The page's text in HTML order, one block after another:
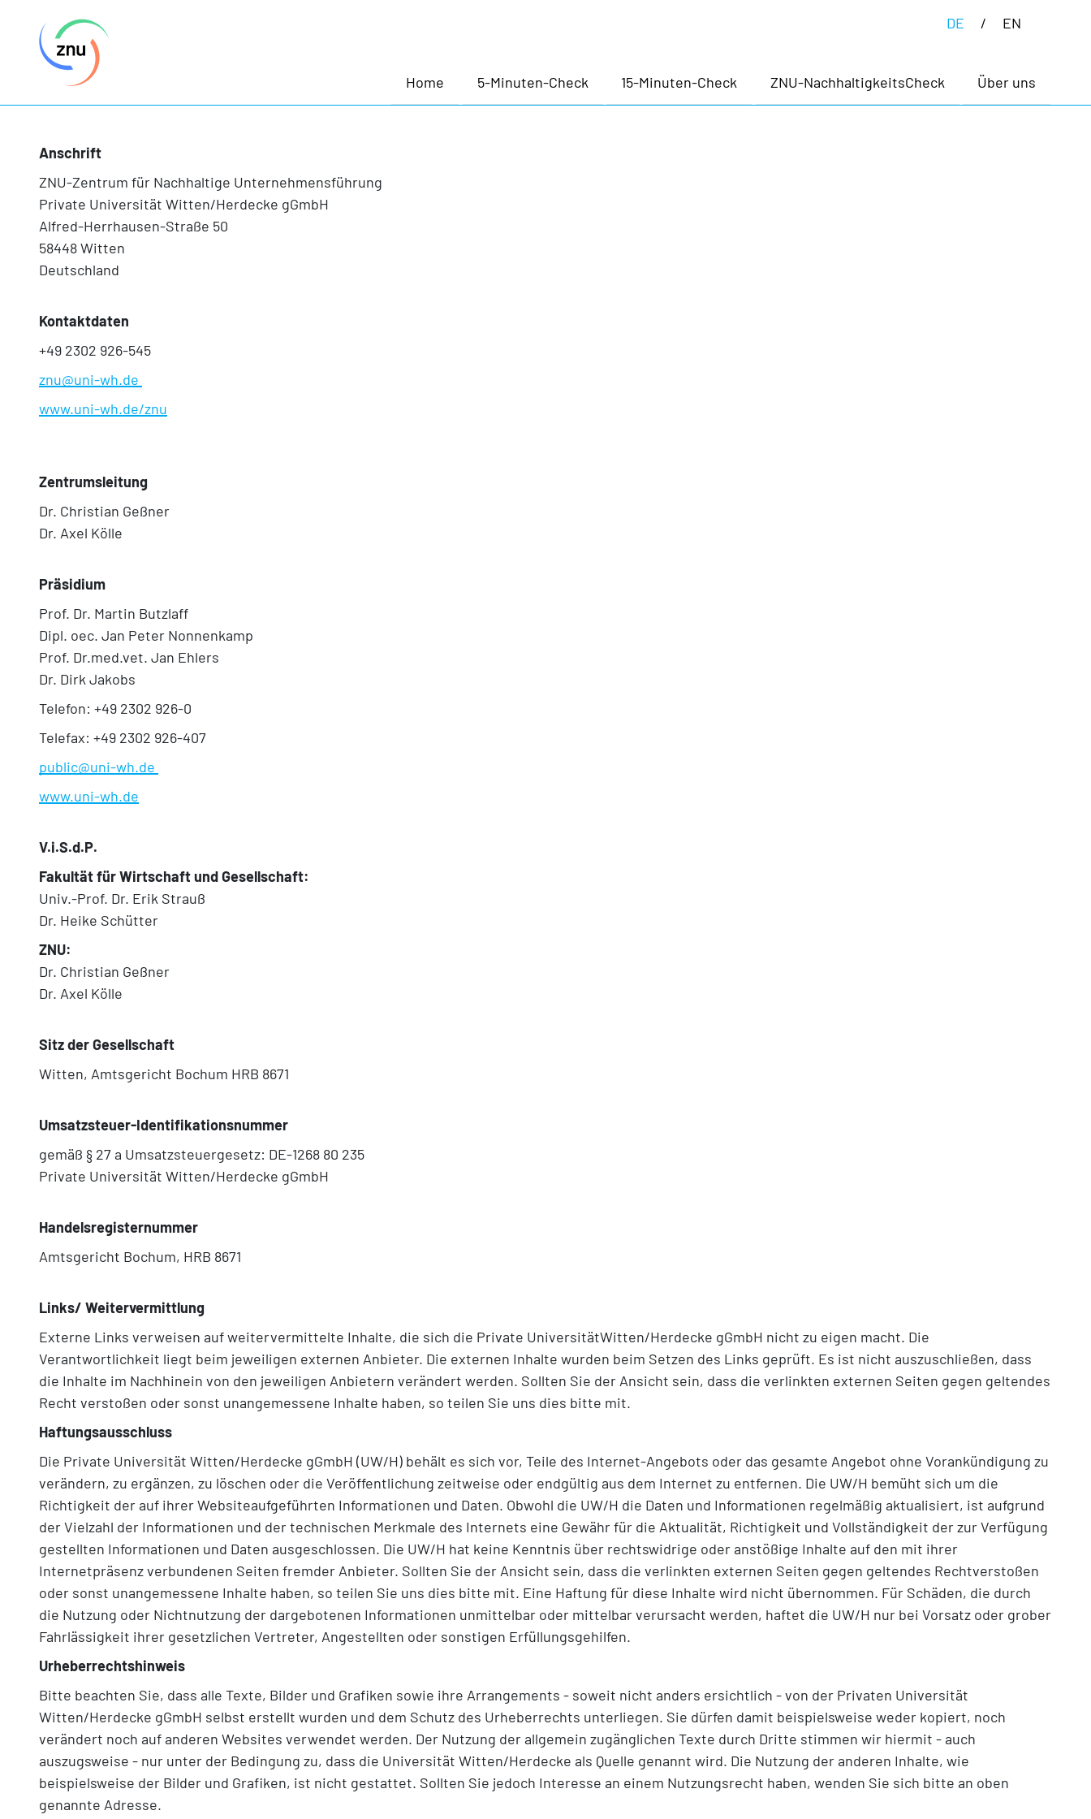
Umfrage für Unternehmen Selbstcheck | Impressum DE (aktiv)
EN
Home 5-Minuten-Check 15-Minuten-Check ZNU-NachhaltigkeitsCheck Über uns
Anschrift
ZNU-Zentrum für Nachhaltige Unternehmensführung
Private Universität Witten/Herdecke gGmbH
Alfred-Herrhausen-Straße 50
58448 Witten
Deutschland
Kontaktdaten
+49 2302 926-545
znu@uni-wh.de
www.uni-wh.de/znu
Zentrumsleitung
Dr. Christian Geßner
Dr. Axel Kölle
Präsidium
Prof. Dr. Martin Butzlaff
Dipl. oec. Jan Peter Nonnenkamp
Prof. Dr.med.vet. Jan Ehlers
Dr. Dirk Jakobs
Telefon: +49 2302 926-0
Telefax: +49 2302 926-407
public@uni-wh.de
www.uni-wh.de
V.i.S.d.P.
Fakultät für Wirtschaft und Gesellschaft:
Univ.-Prof. Dr. Erik Strauß
Dr. Heike Schütter
ZNU:
Dr. Christian Geßner
Dr. Axel Kölle
Sitz der Gesellschaft
Witten, Amtsgericht Bochum HRB 8671
Umsatzsteuer-Identifikationsnummer
gemäß § 27 a Umsatzsteuergesetz: DE-1268 80 235
Private Universität Witten/Herdecke gGmbH
Handelsregisternummer
Amtsgericht Bochum, HRB 8671
Links/ Weitervermittlung
Externe Links verweisen auf weitervermittelte Inhalte, die sich die Private UniversitätWitten/Herdecke gGmbH nicht zu eigen macht. Die
Verantwortlichkeit liegt beim jeweiligen externen Anbieter. Die externen Inhalte wurden beim Setzen des Links geprüft. Es ist nicht auszuschließen, dass
die Inhalte im Nachhinein von den jeweiligen Anbietern verändert werden. Sollten Sie der Ansicht sein, dass die verlinkten externen Seiten gegen geltendes
Recht verstoßen oder sonst unangemessene Inhalte haben, so teilen Sie uns dies bitte mit.
Haftungsausschluss
Die Private Universität Witten/Herdecke gGmbH (UW/H) behält es sich vor, Teile des Internet-Angebots oder das gesamte Angebot ohne Vorankündigung zu
verändern, zu ergänzen, zu löschen oder die Veröffentlichung zeitweise oder endgültig aus dem Internet zu entfernen. Die UW/H bemüht sich um die
Richtigkeit der auf ihrer Websiteaufgeführten Informationen und Daten. Obwohl die UW/H die Daten und Informationen regelmäßig aktualisiert, ist aufgrund
der Vielzahl der Informationen und der technischen Merkmale des Internets eine Gewähr für die Aktualität, Richtigkeit und Vollständigkeit der zur Verfügung
gestellten Informationen und Daten ausgeschlossen. Die UW/H hat keine Kenntnis über rechtswidrige oder anstößige Inhalte auf den mit ihrer
Internetpräsenz verbundenen Seiten fremder Anbieter. Sollten Sie der Ansicht sein, dass die verlinkten externen Seiten gegen geltendes Rechtverstoßen
oder sonst unangemessene Inhalte haben, so teilen Sie uns dies bitte mit. Eine Haftung für diese Inhalte wird nicht übernommen. Für Schäden, die durch
die Nutzung oder Nichtnutzung der dargebotenen Informationen unmittelbar oder mittelbar verursacht werden, haftet die UW/H nur bei Vorsatz oder grober
Fahrlässigkeit ihrer gesetzlichen Vertreter, Angestellten oder sonstigen Erfüllungsgehilfen.
Urheberrechtshinweis
Bitte beachten Sie, dass alle Texte, Bilder und Grafiken sowie ihre Arrangements - soweit nicht anders ersichtlich - von der Privaten Universität
Witten/Herdecke gGmbH selbst erstellt wurden und dem Schutz des Urheberrechts unterliegen. Sie dürfen damit beispielsweise weder kopiert, noch
verändert noch auf anderen Websites verwendet werden. Der Nutzung der allgemein zugänglichen Texte durch Dritte stimmen wir hiermit - auch
auszugsweise - nur unter der Bedingung zu, dass die Universität Witten/Herdecke als Quelle genannt wird. Die Nutzung der anderen Inhalte, wie
beispielsweise der Bilder und Grafiken, ist nicht gestattet. Sollten Sie jedoch Interesse an einem Nutzungsrecht haben, wenden Sie sich bitte an oben
genannte Adresse.